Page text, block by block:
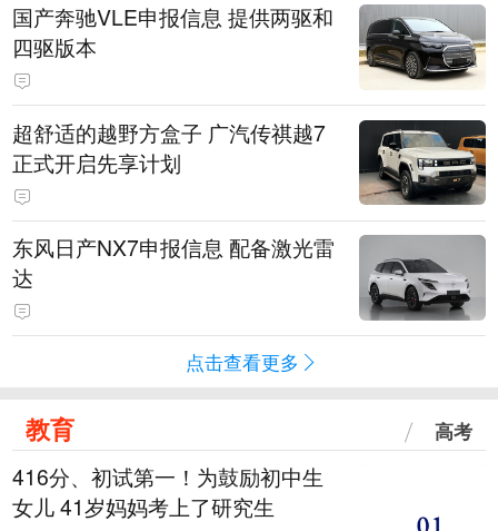
国产奔驰VLE申报信息 提供两驱和
四驱版本
超舒适的越野方盒子 广汽传祺越7
正式开启先享计划
东风日产NX7申报信息 配备激光雷
达
点击查看更多
教育 高考
416分、初试第一！为鼓励初中生
女儿 41岁妈妈考上了研究生